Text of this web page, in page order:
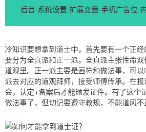
点,都在这
后台-系统设置-扩展变量-手机广告位-
冷知识要想拿到道士中，首先要有一个正
要分为全真派和正一派。全真派主张性命
道观里。正一派主要是画符和做法事，可
派去对应的道观拜师，接受师傅传承。在
会，认定+备案后才能颁发证件。有了这个
做法事了，但切记要遵守教规，不能道风不